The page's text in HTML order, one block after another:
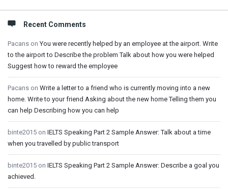
Recent Comments
Pacans onYou were recently helped by an employee at the airport. Write
to the airport to Describe the problem Talk about how you were helped
Suggest how to reward the employee
Pacans on Write a letter to a friend who is currently moving into a new
home. Write to your friend Asking about the new home Telling them you
can help Describing how you can help
binte2015 on IELTS Speaking Part 2 Sample Answer: Talk about a time
when you travelled by public transport
binte2015 on IELTS Speaking Part 2 Sample Answer: Describe a goal you
achieved.